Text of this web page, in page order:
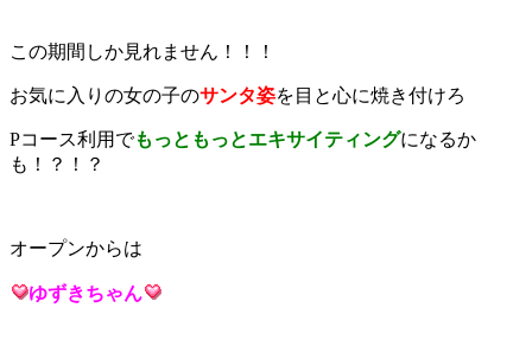
この期間しか見れません！！！
お気に入りの女の子のサンタ姿を目と心に焼き付けろ
Pコース利用でもっともっとエキサイティングになるか
も！？！？
オープンからは
ゆずきちゃん